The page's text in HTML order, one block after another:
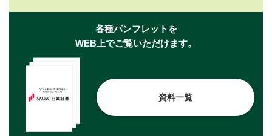
各種パンフレットを
WEB上でご覧いただけます。
資料一覧